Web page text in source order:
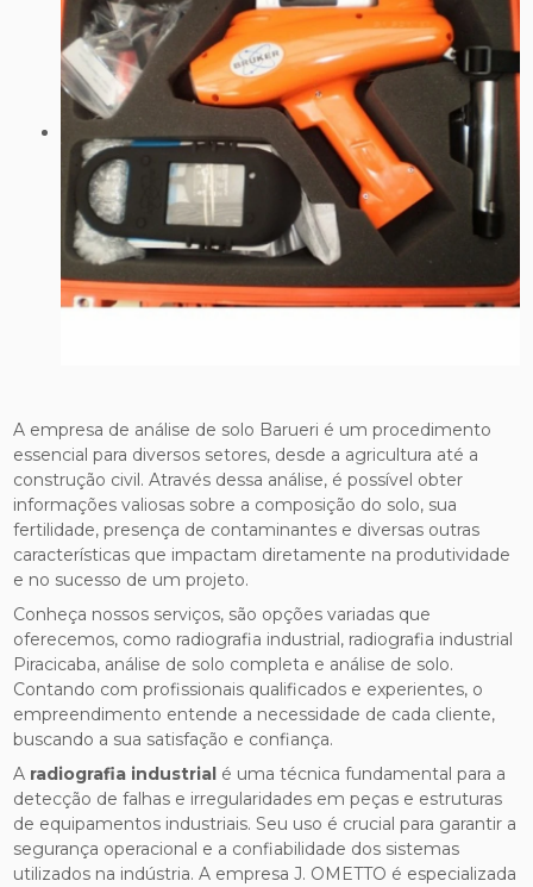
A empresa de análise de solo Barueri é um procedimento
essencial para diversos setores, desde a agricultura até a
construção civil. Através dessa análise, é possível obter
informações valiosas sobre a composição do solo, sua
fertilidade, presença de contaminantes e diversas outras
características que impactam diretamente na produtividade
e no sucesso de um projeto.
Conheça nossos serviços, são opções variadas que
oferecemos, como radiografia industrial, radiografia industrial
Piracicaba, análise de solo completa e análise de solo.
Contando com profissionais qualificados e experientes, o
empreendimento entende a necessidade de cada cliente,
buscando a sua satisfação e confiança.
A radiografia industrial é uma técnica fundamental para a
detecção de falhas e irregularidades em peças e estruturas
de equipamentos industriais. Seu uso é crucial para garantir a
segurança operacional e a confiabilidade dos sistemas
utilizados na indústria. A empresa J. OMETTO é especializada